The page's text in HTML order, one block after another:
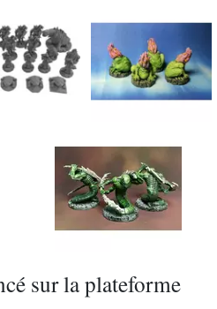
sur la plateforme